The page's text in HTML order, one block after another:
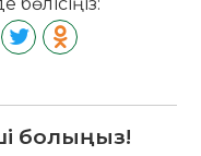
болыңыз!